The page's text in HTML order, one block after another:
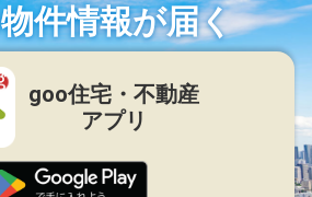
件情報が届く
goo住宅・不動産
アプリ